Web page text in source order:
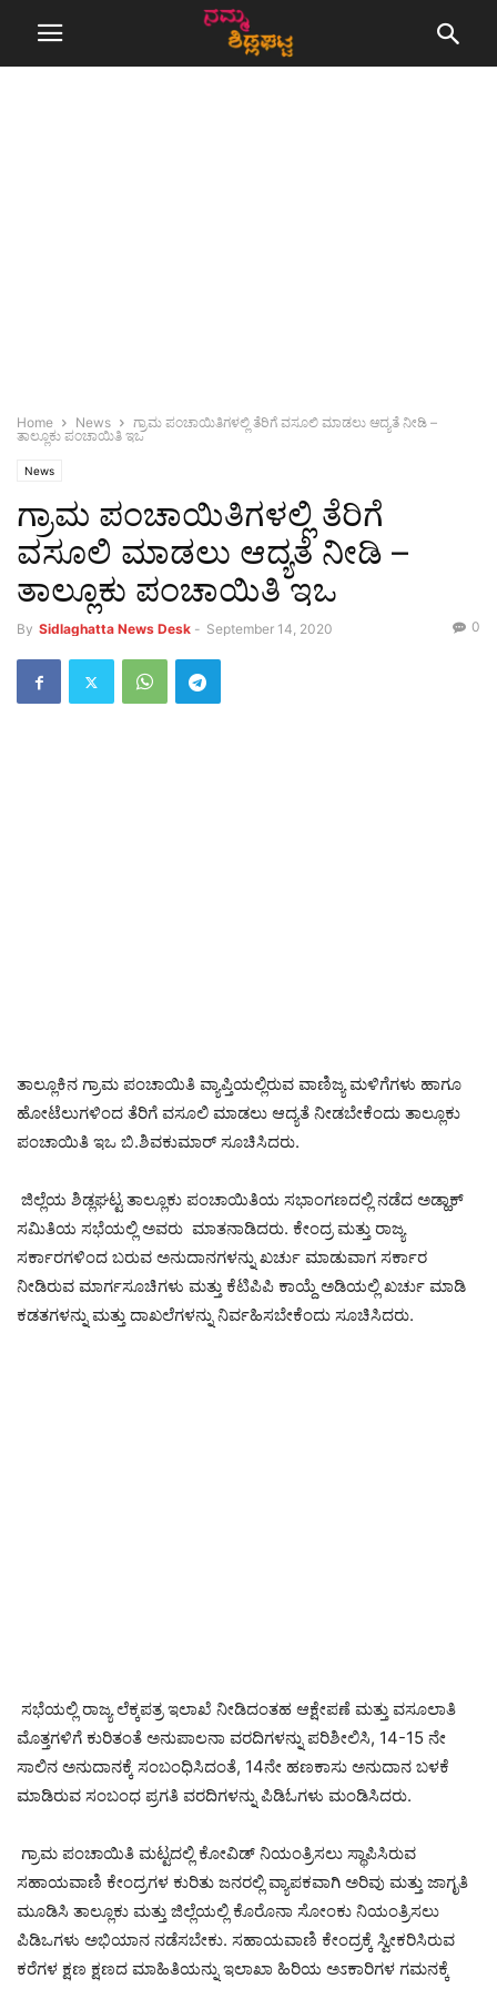
Home News
ಗ್ರಾಮ ಪಂಚಾಯಿತಿಗಳಲ್ಲಿ ತೆರಿಗೆ ವಸೂಲಿ ಮಾಡಲು ಆದ್ಯತೆ ನೀಡಿ –
ತಾಲ್ಲೂಕು ಪಂಚಾಯಿತಿ ಇಒ
News
ಗ್ರಾಮ ಪಂಚಾಯಿತಿಗಳಲ್ಲಿ ತೆರಿಗೆ
ವಸೂಲಿ ಮಾಡಲು ಆದ್ಯತೆ ನೀಡಿ –
ತಾಲ್ಲೂಕು ಪಂಚಾಯಿತಿ ಇಒ
By Sidlaghatta News Desk - September 14, 2020 0
ತಾಲ್ಲೂಕಿನ ಗ್ರಾಮ ಪಂಚಾಯಿತಿ ವ್ಯಾಪ್ತಿಯಲ್ಲಿರುವ ವಾಣಿಜ್ಯ ಮಳಿಗೆಗಳು ಹಾಗೂ
ಹೋಟೆಲುಗಳಿಂದ ತೆರಿಗೆ ವಸೂಲಿ ಮಾಡಲು ಆದ್ಯತೆ ನೀಡಬೇಕೆಂದು ತಾಲ್ಲೂಕು
ಪಂಚಾಯಿತಿ ಇಒ ಬಿ.ಶಿವಕುಮಾರ್ ಸೂಚಿಸಿದರು.
ಜಿಲ್ಲೆಯ ಶಿಡ್ಲಘಟ್ಟ ತಾಲ್ಲೂಕು ಪಂಚಾಯಿತಿಯ ಸಭಾಂಗಣದಲ್ಲಿ ನಡೆದ ಅಡ್ಹಾಕ್
ಸಮಿತಿಯ ಸಭೆಯಲ್ಲಿ ಅವರು ಮಾತನಾಡಿದರು. ಕೇಂದ್ರ ಮತ್ತು ರಾಜ್ಯ
ಸರ್ಕಾರಗಳಿಂದ ಬರುವ ಅನುದಾನಗಳನ್ನು ಖರ್ಚು ಮಾಡುವಾಗ ಸರ್ಕಾರ
ನೀಡಿರುವ ಮಾರ್ಗಸೂಚಿಗಳು ಮತ್ತು ಕೆಟಿಪಿಪಿ ಕಾಯ್ದೆ ಅಡಿಯಲ್ಲಿ ಖರ್ಚು ಮಾಡಿ
ಕಡತಗಳನ್ನು ಮತ್ತು ದಾಖಲೆಗಳನ್ನು ನಿರ್ವಹಿಸಬೇಕೆಂದು ಸೂಚಿಸಿದರು.
ಸಭೆಯಲ್ಲಿ ರಾಜ್ಯ ಲೆಕ್ಕಪತ್ರ ಇಲಾಖೆ ನೀಡಿದಂತಹ ಆಕ್ಷೇಪಣೆ ಮತ್ತು ವಸೂಲಾತಿ
ಮೊತ್ತಗಳಿಗೆ ಕುರಿತಂತೆ ಅನುಪಾಲನಾ ವರದಿಗಳನ್ನು ಪರಿಶೀಲಿಸಿ, 14-15 ನೇ
ಸಾಲಿನ ಅನುದಾನಕ್ಕೆ ಸಂಬಂಧಿಸಿದಂತೆ, 14ನೇ ಹಣಕಾಸು ಅನುದಾನ ಬಳಕೆ
ಮಾಡಿರುವ ಸಂಬಂಧ ಪ್ರಗತಿ ವರದಿಗಳನ್ನು ಪಿಡಿಓಗಳು ಮಂಡಿಸಿದರು.
ಗ್ರಾಮ ಪಂಚಾಯಿತಿ ಮಟ್ಟದಲ್ಲಿ ಕೋವಿಡ್ ನಿಯಂತ್ರಿಸಲು ಸ್ಥಾಪಿಸಿರುವ
ಸಹಾಯವಾಣಿ ಕೇಂದ್ರಗಳ ಕುರಿತು ಜನರಲ್ಲಿ ವ್ಯಾಪಕವಾಗಿ ಅರಿವು ಮತ್ತು ಜಾಗೃತಿ
ಮೂಡಿಸಿ ತಾಲ್ಲೂಕು ಮತ್ತು ಜಿಲ್ಲೆಯಲ್ಲಿ ಕೊರೊನಾ ಸೋಂಕು ನಿಯಂತ್ರಿಸಲು
ಪಿಡಿಒಗಳು ಅಭಿಯಾನ ನಡೆಸಬೇಕು. ಸಹಾಯವಾಣಿ ಕೇಂದ್ರಕ್ಕೆ ಸ್ವೀಕರಿಸಿರುವ
ಕರೆಗಳ ಕ್ಷಣ ಕ್ಷಣದ ಮಾಹಿತಿಯನ್ನು ಇಲಾಖಾ ಹಿರಿಯ ಅಽಕಾರಿಗಳ ಗಮನಕ್ಕೆ